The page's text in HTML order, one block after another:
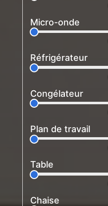
Micro-onde
Réfrigérateur
Congélateur
Plan de travail
Table
Chaise